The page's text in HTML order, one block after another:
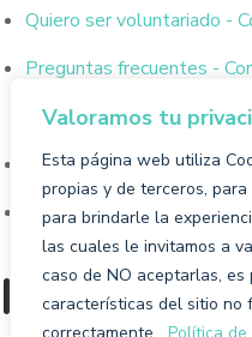
Valoramos tu
Esta página web utiliza
propias y de terceros,
para brindarle la
las cuales le invitamos a
caso de NO aceptarlas,
características del sitio no
Quiero ser voluntariado -
Preguntas frecuentes -
2020)
Contacto - Corporación
Nosotros - Corporación
Mega